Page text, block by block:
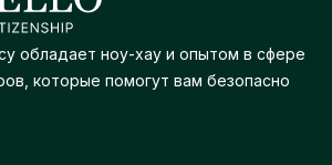
обладает ноу-хау и опытом в сфере
которые помогут вам безопасно